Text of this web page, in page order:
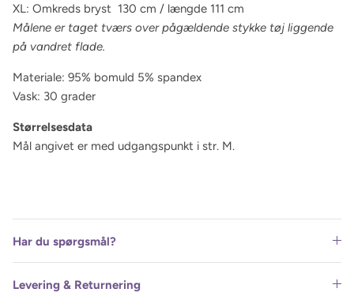
XL: Omkreds bryst 130 cm / længde 111 cm
Målene er taget tværs over pågældende stykke tøj liggende
på vandret flade.
Materiale: 95% bomuld 5% spandex
Vask: 30 grader
Størrelsesdata
Mål angivet er med udgangspunkt i str. M.
Har du spørgsmål?
Levering & Returnering